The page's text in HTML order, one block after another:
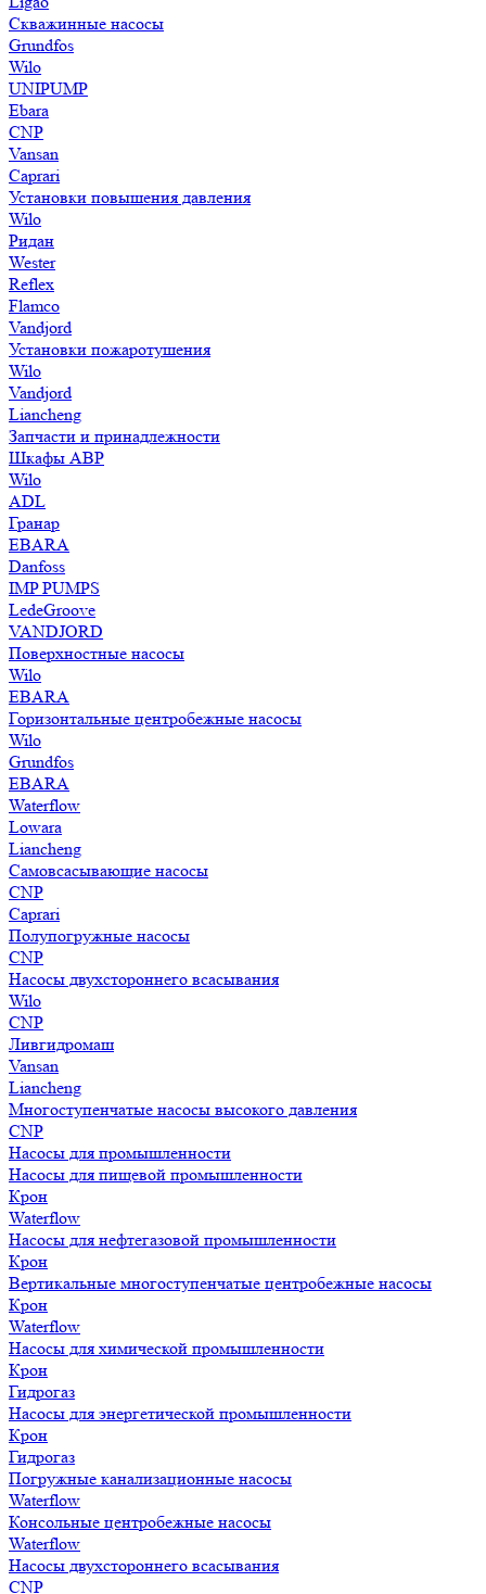
Скважинные насосы
Grundfos
Wilo
UNIPUMP
Ebara
CNP
Vansan
Caprari
Установки повышения давления
Wilo
Ридан
Wester
Reflex
Flamco
Vandjord
Установки пожаротушения
Wilo
Vandjord
Liancheng
Запчасти и принадлежности
Шкафы АВР
Wilo
ADL
Гранар
EBARA
Danfoss
IMP PUMPS
LedeGroove
VANDJORD
Поверхностные насосы
Wilo
EBARA
Горизонтальные центробежные насосы
Wilo
Grundfos
EBARA
Waterflow
Lowara
Liancheng
Самовсасывающие насосы
CNP
Caprari
Полупогружные насосы
CNP
Насосы двухстороннего всасывания
Wilo
CNP
Ливгидромаш
Vansan
Liancheng
Многоступенчатые насосы высокого давления
CNP
Насосы для промышленности
Насосы для пищевой промышленности
Крон
Waterflow
Насосы для нефтегазовой промышленности
Крон
Вертикальные многоступенчатые центробежные насосы
Крон
Waterflow
Насосы для химической промышленности
Крон
Гидрогаз
Насосы для энергетической промышленности
Крон
Гидрогаз
Погружные канализационные насосы
Waterflow
Консольные центробежные насосы
Waterflow
Насосы двухстороннего всасывания
CNP